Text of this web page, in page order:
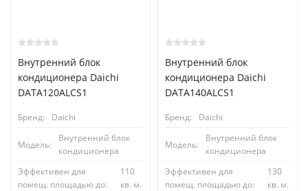
Внутренний блок
кондиционера Daichi
DATA120ALCS1
Бренд: Daichi
Модель:
Внутренний блок
кондиционера
Эффективен для
помещ. площадью до:
110
кв. м.
Внутренний блок
кондиционера Daichi
DATA140ALCS1
Бренд: Daichi
Модель:
Внутренний блок
кондиционера
Эффективен для
помещ. площадью до:
130
кв. м.